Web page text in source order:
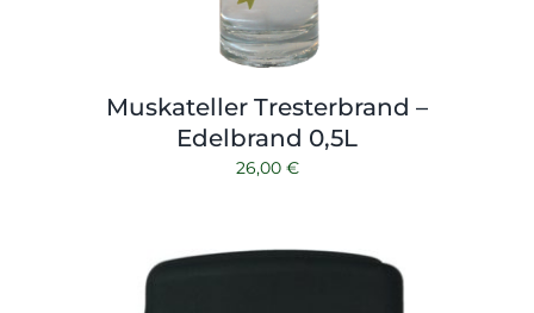
Muskateller Tresterbrand –
Edelbrand 0,5L
26,00 €